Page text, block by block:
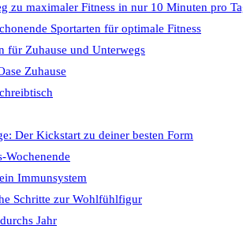
zu maximaler Fitness in nur 10 Minuten pro
Sportarten für optimale Fitness
für Zuhause und Unterwegs
Zuhause
Der Kickstart zu deiner besten Form
Wochenende
Immunsystem
Schritte zur Wohlfühlfigur
Jahr